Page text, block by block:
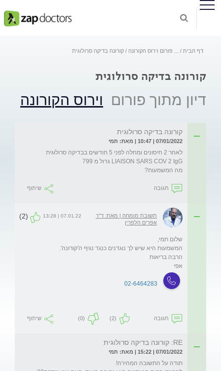
דף הבית פורום וירוס הקורונה קורונה בדיקה סרולוגית
קורונה בדיקה סרולוגית
דיון מתוך פורום וירוס הקורונה
קורונה בדיקה סרולוגית
07/01/2022 | 10:47 | מאת: תמי
לאחר 2 חיסונים ומחלה לפני 5 חודשים בבדיקה סרולוגית
מה המשמעות?
תגובה שיתוף
תשובת מומחה | מאת: ד"ר
אפרים הלפרין
07.01.22 | 13:28
(2)
אפי
02-6464283
תגובה (2)
(0) שיתוף
RE: קורונה בדיקה סרולוגית
07/01/2022 | 15:22 | מאת: תמי